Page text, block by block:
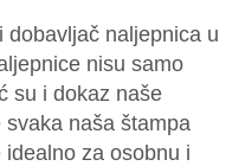
dobavljač naljepnica u
nisu samo
su i dokaz naše
naša štampa
za osobnu i